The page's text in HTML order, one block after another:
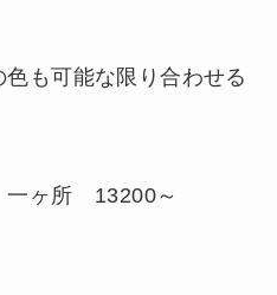
も可能な限り合わせる
一ヶ所 13200～